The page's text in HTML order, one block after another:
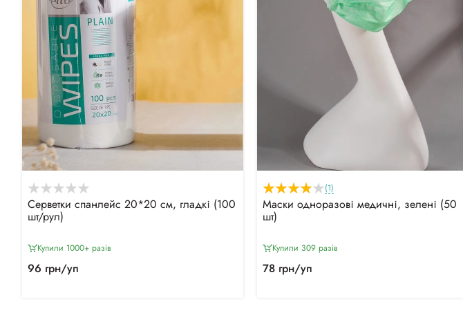
Серветки спанлейс 20*20 см, гладкі (100
шт/рул)
Купили 1000+ разiв
96 грн/уп
(1)
Маски одноразові медичні, зелені (50
шт)
Купили 309 разiв
78 грн/уп